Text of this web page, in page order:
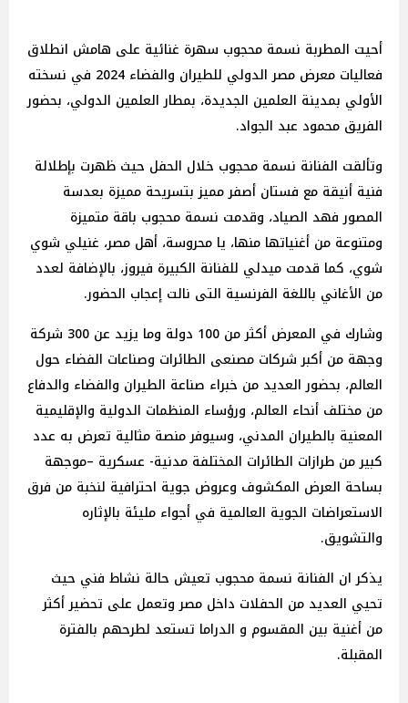
أحيت المطربة نسمة محجوب سهرة غنائية على هامش انطلاق
فعاليات معرض مصر الدولي للطيران والفضاء 2024 في نسخته
الأولي بمدينة العلمين الجديدة، بمطار العلمين الدولي، بحضور
الفريق محمود عبد الجواد.
وتألقت الفنانة نسمة محجوب خلال الحفل حيث ظهرت بإطلالة
فنية أنيقة مع فستان أصفر مميز بتسريحة مميزة بعدسة
المصور فهد الصياد، وقدمت نسمة محجوب باقة متميزة
ومتنوعة من أغنياتها منها، يا محروسة، أهل مصر، غنيلي شوي
شوي، كما قدمت ميدلي للفنانة الكبيرة فيروز، بالإضافة لعدد
من الأغاني باللغة الفرنسية التى نالت إعجاب الحضور.
وشارك في المعرض أكثر من 100 دولة وما يزيد عن 300 شركة
وجهة من أكبر شركات مصنعى الطائرات وصناعات الفضاء حول
العالم، بحضور العديد من خبراء صناعة الطيران والفضاء والدفاع
من مختلف أنحاء العالم، ورؤساء المنظمات الدولية والإقليمية
المعنية بالطيران المدني، وسيوفر منصة مثالية تعرض به عدد
كبير من طرازات الطائرات المختلفة مدنية- عسكرية –موجهة
بساحة العرض المكشوف وعروض جوية احترافية لنخبة من فرق
الاستعراضات الجوية العالمية في أجواء مليئة بالإثاره
والتشويق.
يذكر ان الفنانة نسمة محجوب تعيش حالة نشاط فني حيث
تحيي العديد من الحفلات داخل مصر وتعمل على تحضير أكثر
من أغنية بين المقسوم و الدراما تستعد لطرحهم بالفترة
المقبلة.